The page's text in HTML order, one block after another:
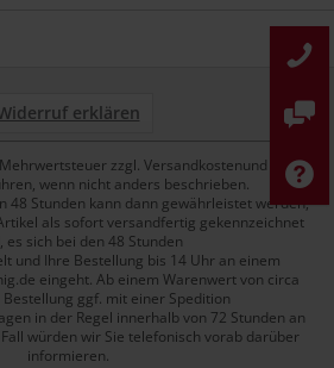
erklären
zzgl. Versandkostenund ggf.
wenn nicht anders beschrieben.
48 Stunden kann dann gewährleistet werden,
als sofort versandfertig gekennzeichnet
es sich bei den 48 Stunden
und Ihre Bestellung bis 14 Uhr an einem
eingeht. Ab einem Warenwert von circa
ggf. mit einer Spedition
in der Regel innerhalb von 72 Stunden an
würden wir Sie telefonisch vorab darüber
informieren.